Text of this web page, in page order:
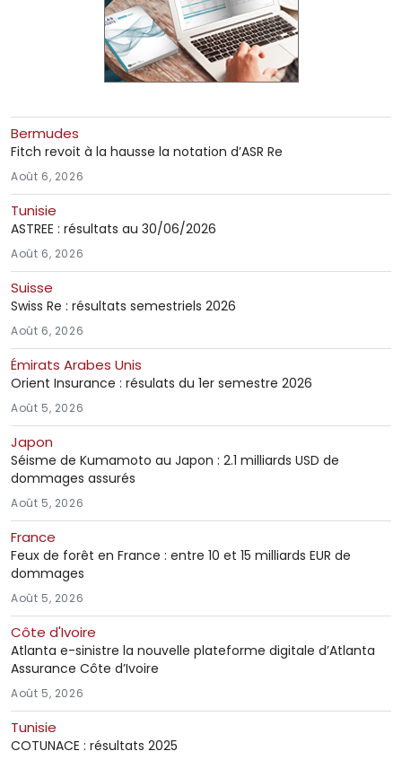
Bermudes
Fitch revoit à la hausse la notation d’ASR Re
Août 6, 2026
Tunisie
ASTREE : résultats au 30/06/2026
Août 6, 2026
Suisse
Swiss Re : résultats semestriels 2026
Août 6, 2026
Émirats Arabes Unis
Orient Insurance : résulats du 1er semestre 2026
Août 5, 2026
Japon
Séisme de Kumamoto au Japon : 2.1 milliards USD de
dommages assurés
Août 5, 2026
France
Feux de forêt en France : entre 10 et 15 milliards EUR de
dommages
Août 5, 2026
Côte d'Ivoire
Atlanta e-sinistre la nouvelle plateforme digitale d’Atlanta
Assurance Côte d’Ivoire
Août 5, 2026
Tunisie
COTUNACE : résultats 2025